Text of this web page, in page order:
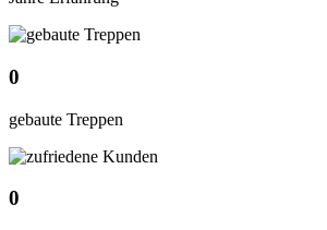
0
gebaute Treppen
0